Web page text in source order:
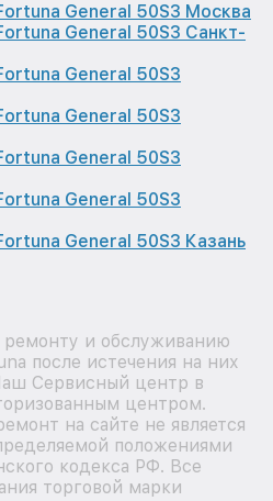
General 50S3 Москва
General 50S3 Санкт-
General 50S3
General 50S3
General 50S3
General 50S3
General 50S3 Казань
ремонту и обслуживанию
после истечения на них
Сервисный центр в
центром.
на сайте не является
положениями
кодекса РФ. Все
торговой марки